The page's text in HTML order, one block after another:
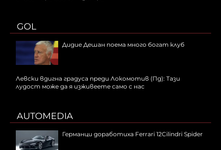
GOL
Дидие Дешан поема много богат клуб
Левски вдигна градуса преди Локомотив (Пд): Тази
лудост може да я изживеете само с нас
AUTOMEDIA
Германци доработиха Ferrari 12Cilindri Spider